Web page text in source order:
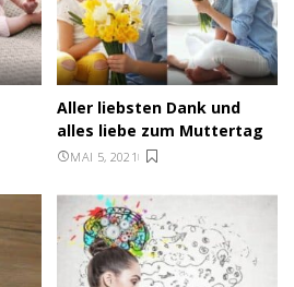
Aller liebsten Dank und
alles liebe zum Muttertag
MAI 5, 2021